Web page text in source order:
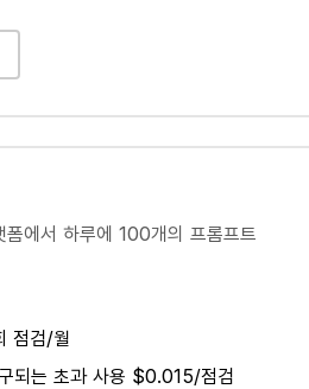
폼에서 하루에 100개의 프롬프트
점검/월
되는 초과 사용 $0.015/점검